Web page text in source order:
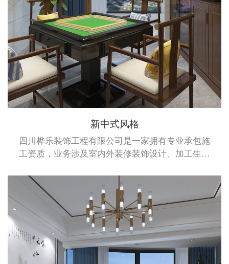
新中式风格
四川桦乐装饰工程有限公司是一家拥有专业承包施
工资质，业务涉及室内外装修装饰设计、加工生产
修装饰专业承包二级资质、建筑幕墙专业承包施工
二级资质和钢结构专业承包施工二级资质。